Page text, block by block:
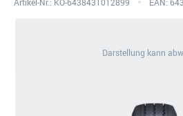
Darstellung kann